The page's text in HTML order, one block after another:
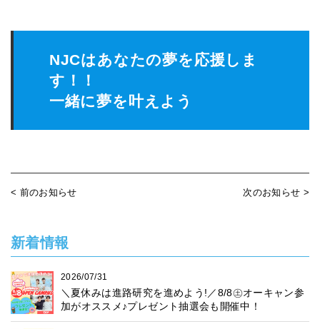
NJCはあなたの夢を応援しま
す！！
一緒に夢を叶えよう
< 前のお知らせ 次のお知らせ >
新着情報
2026/07/31
＼夏休みは進路研究を進めよう!／8/8㊏オーキャン参
加がオススメ♪プレゼント抽選会も開催中！